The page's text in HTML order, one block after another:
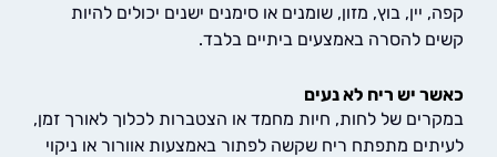
בוץ, מזון, שומנים או סימנים ישנים יכולים להיות
להסרה באמצעים ביתיים בלבד.
יש ריח לא נעים
של לחות, חיות מחמד או הצטברות לכלוך לאורך זמן,
מתפתח ריח שקשה לפתור באמצעות אוורור או ניקוי